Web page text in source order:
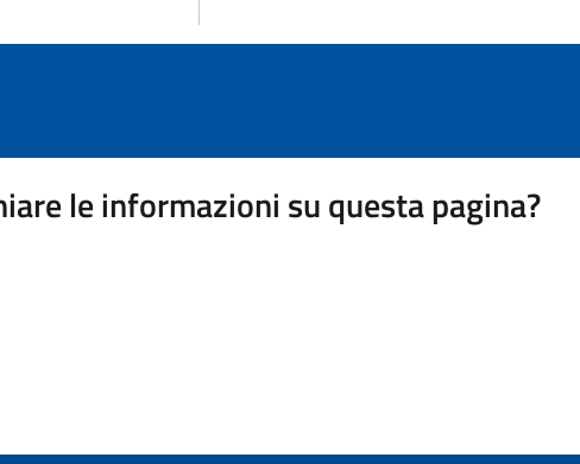
le informazioni su questa pagina?